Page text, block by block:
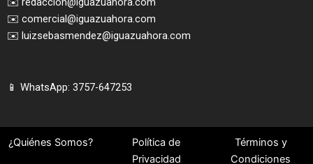
✉️ comercial@iguazuahora.com
✉️ luizsebasmendez@iguazuahora.com
📱 WhatsApp: 3757-647253
¿Quiénes Somos?
Política de
Privacidad
Términos y
Condiciones